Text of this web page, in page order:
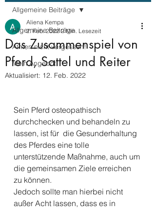
Allgemeine Beiträge
Atmen nicht vergessen!
Mein Angebot
Allgemeine Beiträge
Das Zusammenspiel von
Pferd, Sattel und Reiter
Aliena Kempa
2. Feb. 2022 2 Min. Lesezeit
Aktualisiert: 12. Feb. 2022
Sein Pferd osteopathisch
durchchecken und behandeln zu
lassen, ist für  die Gesunderhaltung
des Pferdes eine tolle
unterstützende Maßnahme, auch um
die gemeinsamen Ziele erreichen
zu können.
Jedoch sollte man hierbei nicht
außer Acht lassen, dass es in